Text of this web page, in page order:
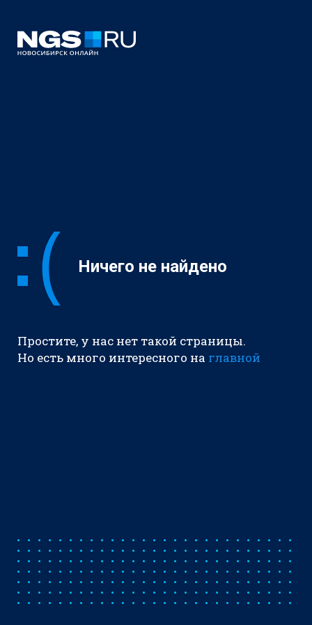
Ничего не найдено
Простите, у нас нет такой страницы.
Но есть много интересного на главной